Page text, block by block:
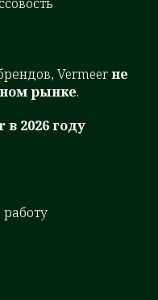
Vermeerне
рынке.
в 2026 году